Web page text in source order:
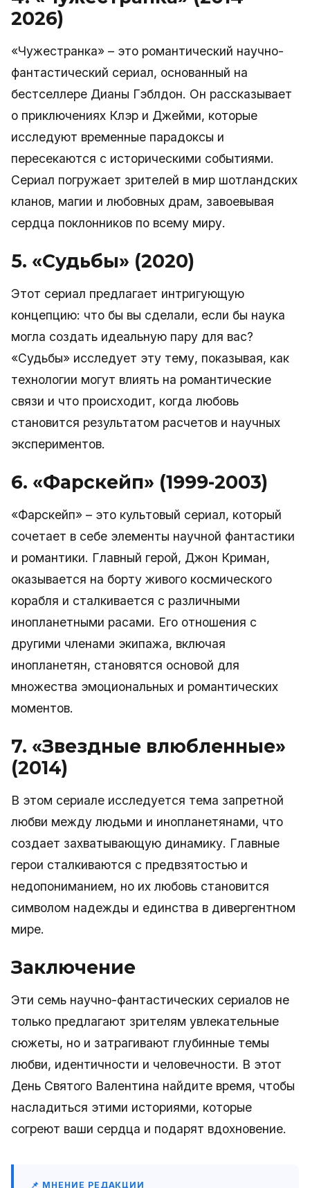
2026)
«Чужестранка» – это романтический научно-
фантастический сериал, основанный на
бестселлере Дианы Гэблдон. Он рассказывает
о приключениях Клэр и Джейми, которые
исследуют временные парадоксы и
пересекаются с историческими событиями.
Сериал погружает зрителей в мир шотландских
кланов, магии и любовных драм, завоевывая
сердца поклонников по всему миру.
5. «Судьбы» (2020)
Этот сериал предлагает интригующую
концепцию: что бы вы сделали, если бы наука
могла создать идеальную пару для вас?
«Судьбы» исследует эту тему, показывая, как
технологии могут влиять на романтические
связи и что происходит, когда любовь
становится результатом расчетов и научных
экспериментов.
6. «Фарскейп» (1999-2003)
«Фарскейп» – это культовый сериал, который
сочетает в себе элементы научной фантастики
и романтики. Главный герой, Джон Криман,
оказывается на борту живого космического
корабля и сталкивается с различными
инопланетными расами. Его отношения с
другими членами экипажа, включая
инопланетян, становятся основой для
множества эмоциональных и романтических
моментов.
7. «Звездные влюбленные»
(2014)
В этом сериале исследуется тема запретной
любви между людьми и инопланетянами, что
создает захватывающую динамику. Главные
герои сталкиваются с предвзятостью и
недопониманием, но их любовь становится
символом надежды и единства в дивергентном
мире.
Заключение
Эти семь научно-фантастических сериалов не
только предлагают зрителям увлекательные
сюжеты, но и затрагивают глубинные темы
любви, идентичности и человечности. В этот
День Святого Валентина найдите время, чтобы
насладиться этими историями, которые
согреют ваши сердца и подарят вдохновение.
📌 МНЕНИЕ РЕДАКЦИИ